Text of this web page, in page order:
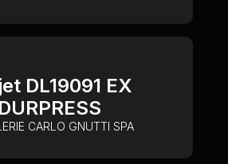
DL19091 EX
DURPRESS
CARLO GNUTTI SPA